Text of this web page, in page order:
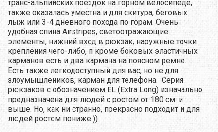
транс-альпийских поездок на горном велосипеде,
также оказалась уместна и для скитура, беговых
лыж или 3-4 дневного похода по горам. Очень
удобная спина Airstripes, светоотражающие
элементы, нижний вход в рюкзак, наружные точки
крепления чего-либо, п кроме боковых эластичных
карманов есть и два кармана на поясном ремне.
Есть также легкодоступный для вас, но не для
злоумышлеников, карман для телефона. Серия
рюкзаков с обозначением EL (Extra Long) изначально
предназначена для людей с ростом от 180 см. и
выше. Но, как ни странно, прекрасно подходит и для
людей ростом пониже ))